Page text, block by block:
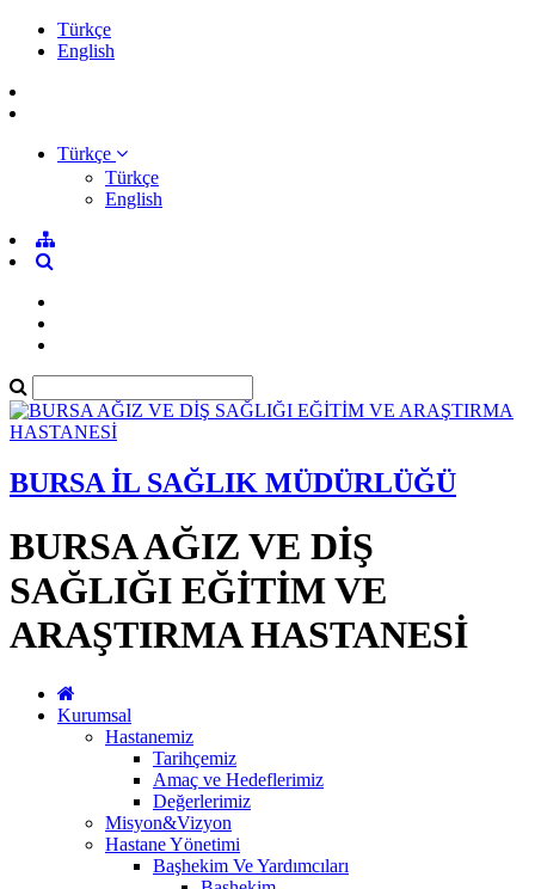
Türkçe
English
Türkçe
Türkçe
English
BURSA İL SAĞLIK MÜDÜRLÜĞÜ
BURSA AĞIZ VE DİŞ
SAĞLIĞI EĞİTİM VE
ARAŞTIRMA HASTANESİ
Kurumsal
Hastanemiz
Tarihçemiz
Amaç ve Hedeflerimiz
Değerlerimiz
Misyon&Vizyon
Hastane Yönetimi
Başhekim Ve Yardımcıları